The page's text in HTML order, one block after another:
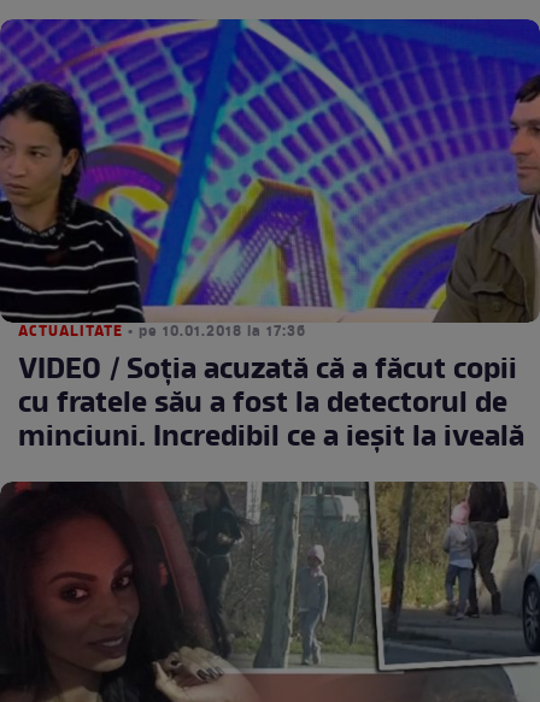
ACTUALITATE • pe 10.01.2018 la 17:36
VIDEO / Soţia acuzată că a făcut copii
cu fratele său a fost la detectorul de
minciuni. Incredibil ce a ieşit la iveală